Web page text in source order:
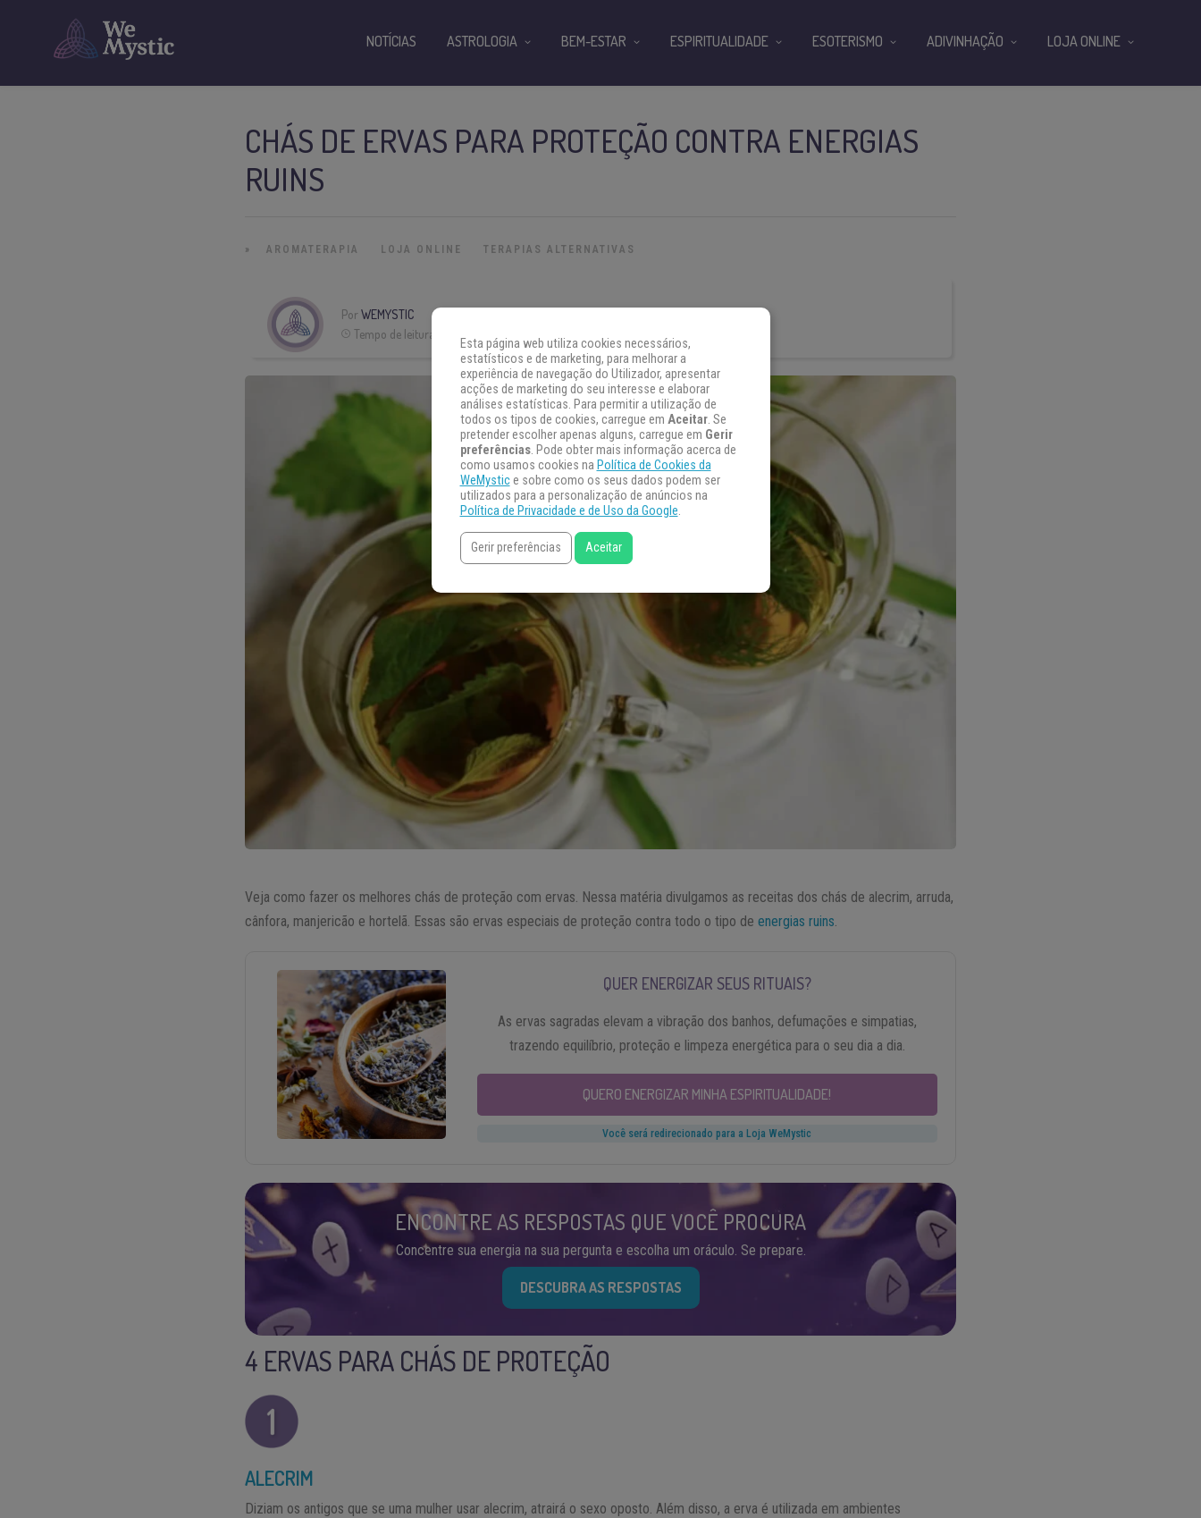
CHÁS DE ERVAS PARA PROTEÇÃO CONTRA ENERGIAS
RUINS
» AROMATERAPIA LOJA ONLINE TERAPIAS ALTERNATIVAS
PorWEMYSTIC
Tempo de leitura:
Veja como fazer os melhores chás de proteção com ervas. Nessa matéria divulgamos as receitas dos chás de alecrim, arruda,
cânfora, manjericão e hortelã. Essas são ervas especiais de proteção contra todo o tipo deenergias ruins.
QUER ENERGIZAR SEUS RITUAIS?
As ervas sagradas elevam a vibração dos banhos, defumações e simpatias,
trazendo equilíbrio, proteção e limpeza energética para o seu dia a dia.
QUERO ENERGIZAR MINHA ESPIRITUALIDADE!
Você será redirecionado para a Loja WeMystic
ENCONTRE AS RESPOSTAS QUE VOCÊ PROCURA
Concentre sua energia na sua pergunta e escolha um oráculo. Se prepare.
DESCUBRA AS RESPOSTAS
4 ERVAS PARA CHÁS DE PROTEÇÃO
ALECRIM
Diziam os antigos que se uma mulher usar alecrim, atrairá o sexo oposto. Além disso, a erva é utilizada em ambientes
NOTÍCIAS ASTROLOGIA BEM-ESTAR ESPIRITUALIDADE ESOTERISMO ADIVINHAÇÃO LOJA ONLINE
Esta página web utiliza cookies necessários,
estatísticos e de marketing, para melhorar a
experiência de navegação do Utilizador, apresentar
acções de marketing do seu interesse e elaborar
análises estatísticas. Para permitir a utilização de
todos os tipos de cookies, carregue em Aceitar. Se
pretender escolher apenas alguns, carregue em Gerir
preferências. Pode obter mais informação acerca de
como usamos cookies na Política de Cookies da
WeMystice sobre como os seus dados podem ser
utilizados para a personalização de anúncios na
Política de Privacidade e de Uso da Google.
Gerir preferências Aceitar